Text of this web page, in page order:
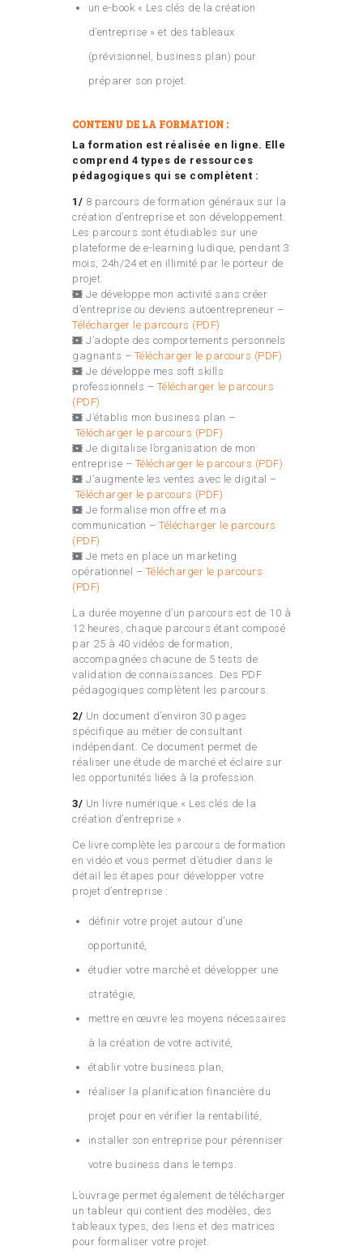
un e-book « Les clés de la création
d’entreprise » et des tableaux
(prévisionnel, business plan) pour
préparer son projet.
CONTENU DE LA FORMATION :
La formation est réalisée en ligne. Elle
comprend 4 types de ressources
pédagogiques qui se complètent :
1/ 8 parcours de formation généraux sur la
création d’entreprise et son développement.
Les parcours sont étudiables sur une
plateforme de e-learning ludique, pendant 3
mois, 24h/24 et en illimité par le porteur de
projet.
Je développe mon activité sans créer
d’entreprise ou deviens autoentrepreneur –
Télécharger le parcours (PDF)
J’adopte des comportements personnels
gagnants – Télécharger le parcours (PDF)
Je développe mes soft skills
professionnels – Télécharger le parcours
(PDF)
J’établis mon business plan –
Télécharger le parcours (PDF)
Je digitalise l’organisation de mon
entreprise – Télécharger le parcours (PDF)
J’augmente les ventes avec le digital –
Télécharger le parcours (PDF)
Je formalise mon offre et ma
communication – Télécharger le parcours
(PDF)
Je mets en place un marketing
opérationnel – Télécharger le parcours
(PDF)
La durée moyenne d’un parcours est de 10 à
12 heures, chaque parcours étant composé
par 25 à 40 vidéos de formation,
accompagnées chacune de 5 tests de
validation de connaissances. Des PDF
pédagogiques complètent les parcours.
2/ Un document d’environ 30 pages
spécifique au métier de consultant
indépendant. Ce document permet de
réaliser une étude de marché et éclaire sur
les opportunités liées à la profession.
3/ Un livre numérique « Les clés de la
création d’entreprise ».
Ce livre complète les parcours de formation
en vidéo et vous permet d’étudier dans le
détail les étapes pour développer votre
projet d’entreprise :
définir votre projet autour d’une
opportunité,
étudier votre marché et développer une
stratégie,
mettre en œuvre les moyens nécessaires
à la création de votre activité,
établir votre business plan,
réaliser la planification financière du
projet pour en vérifier la rentabilité,
installer son entreprise pour pérenniser
votre business dans le temps.
L’ouvrage permet également de télécharger
un tableur qui contient des modèles, des
tableaux types, des liens et des matrices
pour formaliser votre projet.